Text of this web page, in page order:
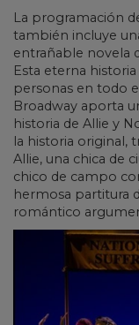
La programación
también incluye
entrañable novela
Esta eterna
personas en todo
Broadway aporta
historia de Allie y
la historia original,
Allie, una chica de
chico de campo
hermosa partitura
romántico